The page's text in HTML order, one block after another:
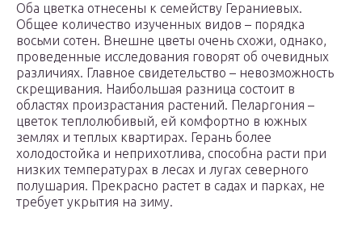
Оба цветка отнесены к семейству Гераниевых.
Общее количество изученных видов – порядка
восьми сотен. Внешне цветы очень схожи, однако,
проведенные исследования говорят об очевидных
различиях. Главное свидетельство – невозможность
скрещивания. Наибольшая разница состоит в
областях произрастания растений. Пеларгония –
цветок теплолюбивый, ей комфортно в южных
землях и теплых квартирах. Герань более
холодостойка и неприхотлива, способна расти при
низких температурах в лесах и лугах северного
полушария. Прекрасно растет в садах и парках, не
требует укрытия на зиму.